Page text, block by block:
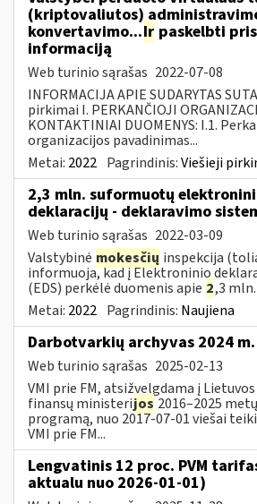
(kriptovaliutos)
konvertavimo...Ir paskelbti
informaciją
Web turinio sąrašas 2022-07-08
INFORMACIJA APIE SUDARYTAS
pirkimai I. PERKANČIOJI
KONTAKTINIAI DUOMENYS: I.1.
organizacijos pavadinimas...
Metai: 2022 Pagrindinis:Viešieji
2,3 mln. suformuotų
deklaracijų - deklaravimo
Web turinio sąrašas 2022-03-09
Valstybinė mokesčių inspekcija
informuoja, kad į Elektroninio
(EDS) perkėlė duomenis apie 2,3
Metai: 2022 Pagrindinis: Naujiena
Darbotvarkių archyvas 2024 m.
Web turinio sąrašas 2025-02-13
VMI prie FM, atsižvelgdama į
finansų ministerijos 2016–2025
programą, nuo 2017-07-01 viešai
VMI prie FM...
Lengvatinis 12 proc. PVM
aktualu nuo 2026-01-01)